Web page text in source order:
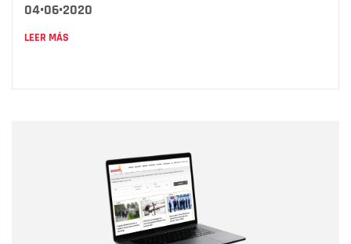
04•06•2020
LEER MÁS
Correo electrónico